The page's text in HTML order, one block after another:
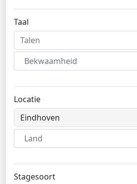
Taal
Bekwaamheid
Locatie
Land
Stagesoort